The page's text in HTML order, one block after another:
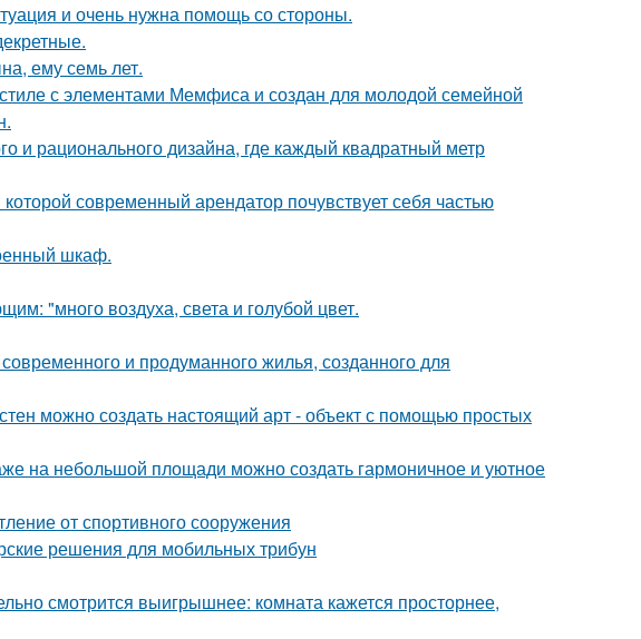
и очень нужна помощь со стороны.
ему семь лет.
с элементами Мемфиса и создан для молодой семейной
и рационального дизайна, где каждый квадратный метр
современный арендатор почувствует себя частью
шкаф.
"много воздуха, света и голубой цвет.
и продуманного жилья, созданного для
можно создать настоящий арт - объект с помощью простых
на небольшой площади можно создать гармоничное и уютное
от спортивного сооружения
решения для мобильных трибун
смотрится выигрышнее: комната кажется просторнее,